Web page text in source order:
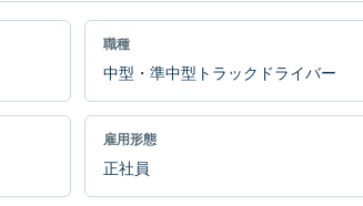
職種
中型・準中型トラックドライバー
雇用形態
正社員